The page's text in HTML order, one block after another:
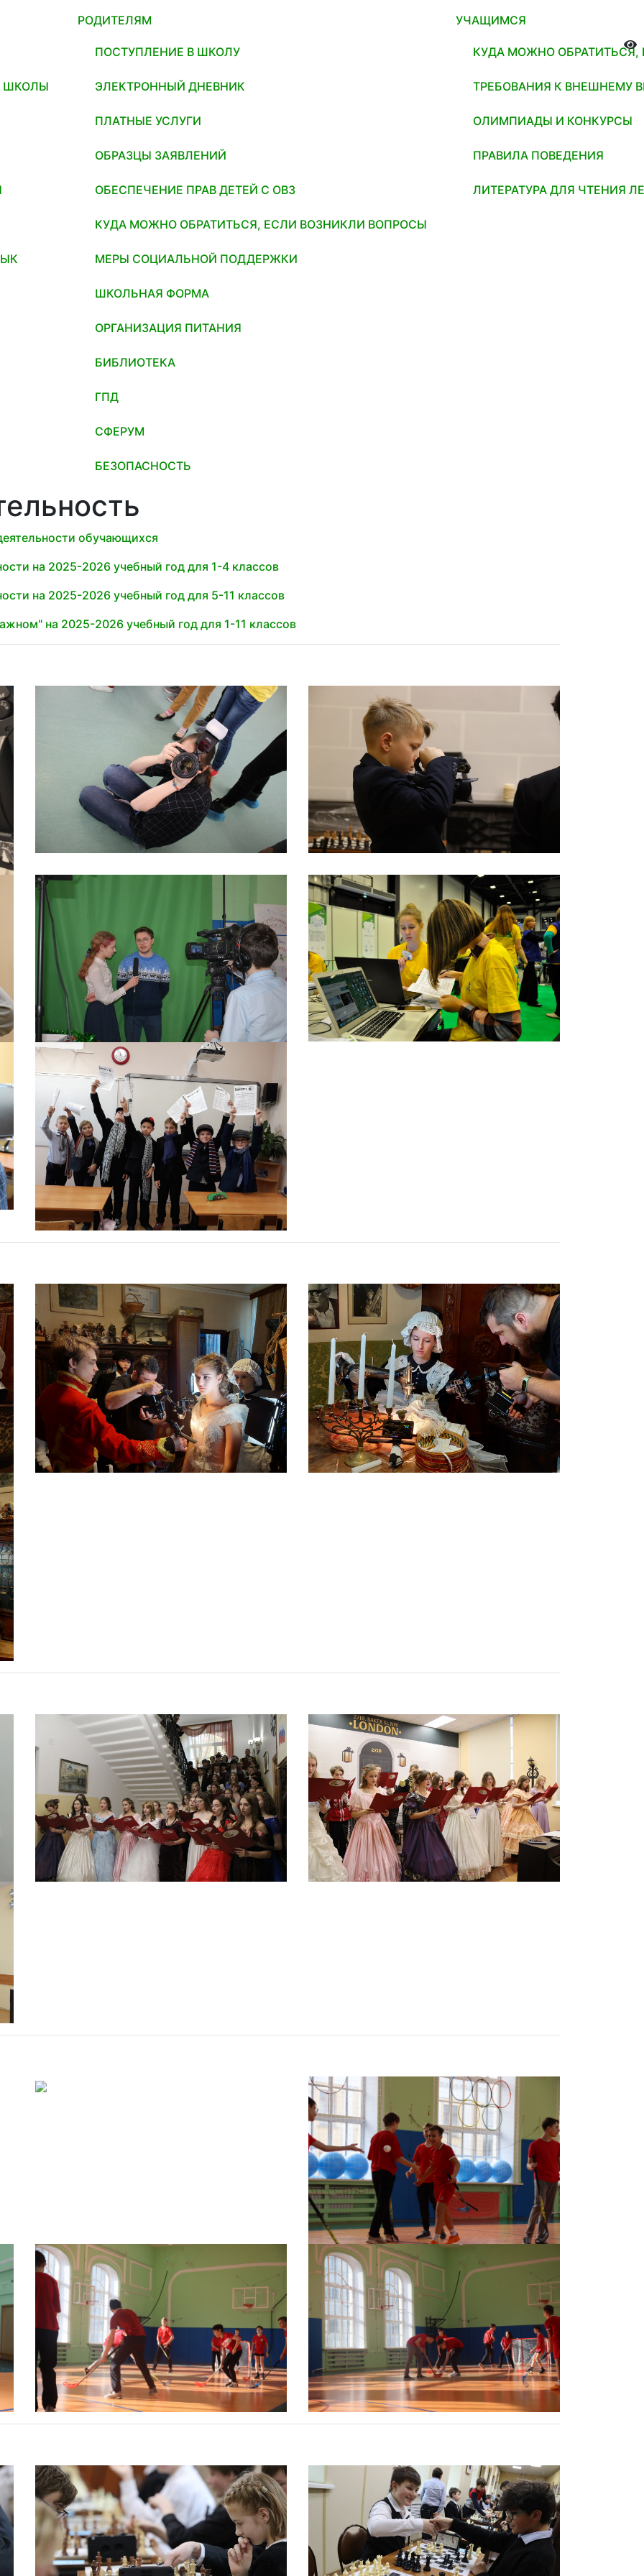
ШКОЛЫ
РОДИТЕЛЯМ
ПОСТУПЛЕНИЕ В ШКОЛУ
ЭЛЕКТРОННЫЙ ДНЕВНИК
ПЛАТНЫЕ УСЛУГИ
ОБРАЗЦЫ ЗАЯВЛЕНИЙ
ОБЕСПЕЧЕНИЕ ПРАВ ДЕТЕЙ С ОВЗ
КУДА МОЖНО ОБРАТИТЬСЯ, ЕСЛИ ВОЗНИКЛИ ВОПРОСЫ
МЕРЫ СОЦИАЛЬНОЙ ПОДДЕРЖКИ
ШКОЛЬНАЯ ФОРМА
ОРГАНИЗАЦИЯ ПИТАНИЯ
БИБЛИОТЕКА
ГПД
СФЕРУМ
БЕЗОПАСНОСТЬ
УЧАЩИМСЯ
КУДА МОЖНО
ТРЕБОВАНИЯ К ВНЕШНЕМУ
ОЛИМПИАДЫ И КОНКУРСЫ
ПРАВИЛА ПОВЕДЕНИЯ
ЛИТЕРАТУРА ДЛЯ ЧТЕНИЯ
обучающихся
на 2025-2026 учебный год для 1-4 классов
на 2025-2026 учебный год для 5-11 классов
на 2025-2026 учебный год для 1-11 классов